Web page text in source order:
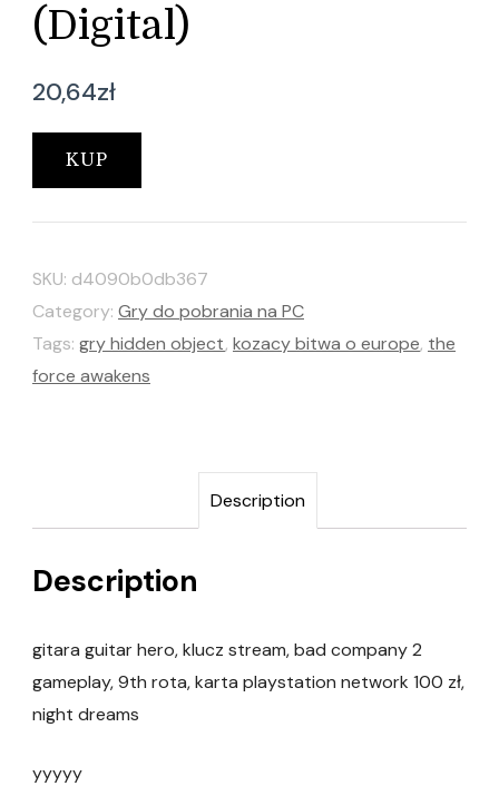
(Digital)
20,64zł
KUP
SKU: d4090b0db367
Category: Gry do pobrania na PC
Tags: gry hidden object, kozacy bitwa o europe, the
force awakens
Description
Description
gitara guitar hero, klucz stream, bad company 2
gameplay, 9th rota, karta playstation network 100 zł,
night dreams
yyyyy